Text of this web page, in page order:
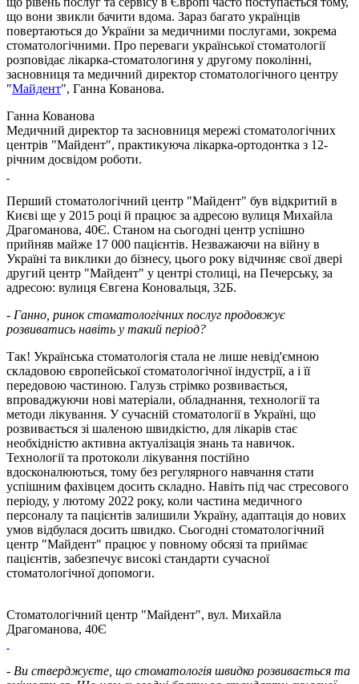
що вони звикли бачити вдома. Зараз багато українців
повертаються до України за медичними послугами, зокрема
стоматологічними. Про переваги української стоматології
розповідає лікарка-стоматологиня у другому поколінні,
засновниця та медичний директор стоматологічного центру
"Майдент", Ганна Кованова.
Ганна Кованова
Медичний директор та засновниця мережі стоматологічних
центрів "Майдент", практикуюча лікарка-ортодонтка з 12-
річним досвідом роботи.
Перший стоматологічний центр "Майдент" був відкритий в
Києві ще у 2015 році й працює за адресою вулиця Михайла
Драгоманова, 40Є. Станом на сьогодні центр успішно
прийняв майже 17 000 пацієнтів. Незважаючи на війну в
Україні та виклики до бізнесу, цього року відчиняє свої двері
другий центр "Майдент" у центрі столиці, на Печерську, за
адресою: вулиця Євгена Коновальця, 32Б.
- Ганно, ринок стоматологічних послуг продовжує
розвиватись навіть у такий період?
Так! Українська стоматологія стала не лише невід'ємною
складовою європейської стоматологічної індустрії, а і її
передовою частиною. Галузь стрімко розвивається,
впроваджуючи нові матеріали, обладнання, технології та
методи лікування. У сучасній стоматології в Україні, що
розвивається зі шаленою швидкістю, для лікарів стає
необхідністю активна актуалізація знань та навичок.
Технології та протоколи лікування постійно
вдосконалюються, тому без регулярного навчання стати
успішним фахівцем досить складно. Навіть під час стресового
періоду, у лютому 2022 року, коли частина медичного
персоналу та пацієнтів залишили Україну, адаптація до нових
умов відбулася досить швидко. Сьогодні стоматологічний
центр "Майдент" працює у повному обсязі та приймає
пацієнтів, забезпечує високі стандарти сучасної
стоматологічної допомоги.
Cтоматологічний центр "Майдент", вул. Михайла
Драгоманова, 40Є
- Ви стверджуєте, що стоматологія швидко розвивається та